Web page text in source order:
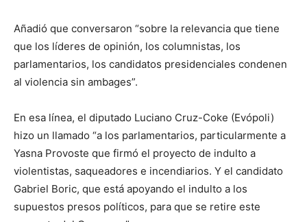
Añadió que conversaron “sobre la relevancia que tiene
que los líderes de opinión, los columnistas, los
parlamentarios, los candidatos presidenciales condenen
al violencia sin ambages”.
En esa línea, el diputado Luciano Cruz-Coke (Evópoli)
hizo un llamado “a los parlamentarios, particularmente a
Yasna Provoste que firmó el proyecto de indulto a
violentistas, saqueadores e incendiarios. Y el candidato
Gabriel Boric, que está apoyando el indulto a los
supuestos presos políticos, para que se retire este